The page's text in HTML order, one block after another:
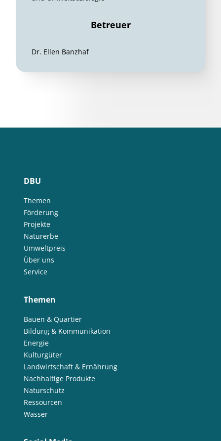
Betreuer
Dr. Ellen Banzhaf
DBU
Themen
Förderung
Projekte
Naturerbe
Umweltpreis
Über uns
Service
Themen
Bauen & Quartier
Bildung & Kommunikation
Energie
Kulturgüter
Landwirtschaft & Ernährung
Nachhaltige Produkte
Naturschutz
Ressourcen
Wasser